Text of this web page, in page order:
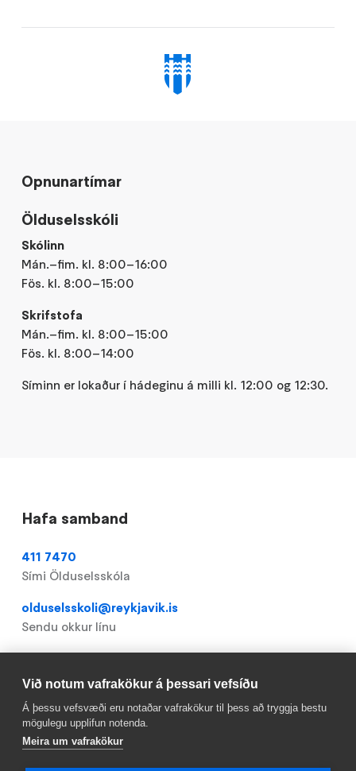
Opnunartímar
Ölduselsskóli
Skólinn
Mán.–fim. kl. 8:00–16:00
Fös. kl. 8:00–15:00
Skrifstofa
Mán.–fim. kl. 8:00–15:00
Fös. kl. 8:00–14:00
Síminn er lokaður í hádeginu á milli kl. 12:00 og 12:30.
Hafa samband
411 7470
Sími Ölduselsskóla
olduselsskoli@reykjavik.is
Sendu okkur línu
Vinaheimar
Frístundaheimili
Regnboginn
Frístundaheimili
Við notum vafrakökur á þessari vefsíðu
Á þessu vefsvæði eru notaðar vafrakökur til þess að tryggja bestu
mögulegu upplifun notenda.
Meira um vafrakökur